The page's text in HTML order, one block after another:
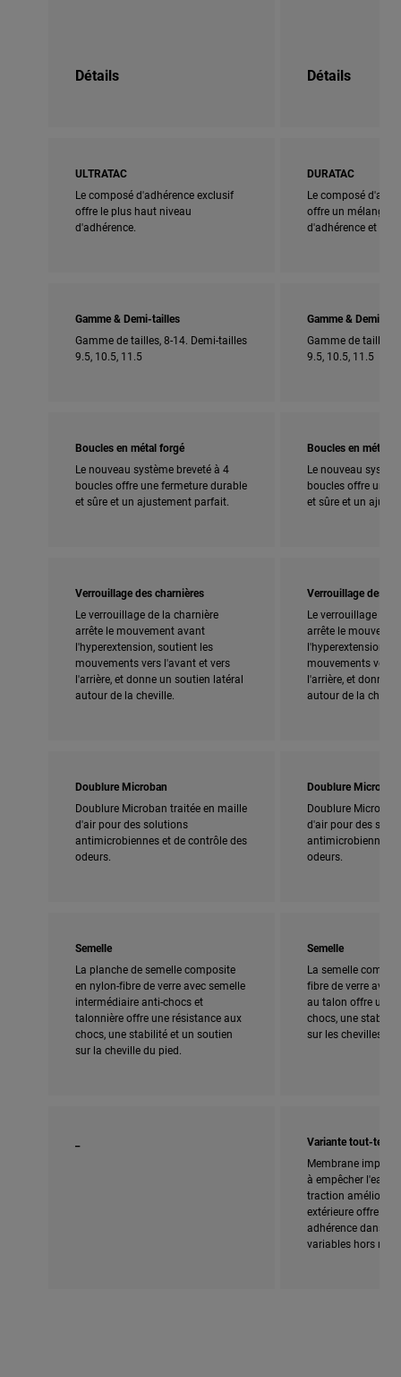
Détails Détails
ULTRATAC
Le composé d'adhérence exclusif
offre le plus haut niveau
d'adhérence.
DURATAC
Le composé
offre un mélange
d'adhérence et de
Gamme & Demi-tailles
Gamme de tailles, 8-14. Demi-tailles
9.5, 10.5, 11.5
Gamme & Demi-
Gamme de tailles,
9.5, 10.5, 11.5
Boucles en métal forgé
Le nouveau système breveté à 4
boucles offre une fermeture durable
et sûre et un ajustement parfait.
Boucles en métal
Le nouveau
boucles offre une
et sûre et un
Verrouillage des charnières
Le verrouillage de la charnière
arrête le mouvement avant
l'hyperextension, soutient les
mouvements vers l'avant et vers
l'arrière, et donne un soutien latéral
autour de la cheville.
Verrouillage des
Le verrouillage de
arrête le
l'hyperextension,
mouvements vers
l'arrière, et donne
autour de la
Doublure Microban
Doublure Microban traitée en maille
d'air pour des solutions
antimicrobiennes et de contrôle des
odeurs.
Doublure Microban
Doublure
d'air pour des
antimicrobiennes
odeurs.
Semelle
La planche de semelle composite
en nylon-fibre de verre avec semelle
intermédiaire anti-chocs et
talonnière offre une résistance aux
chocs, une stabilité et un soutien
sur la cheville du pied.
Semelle
La semelle
fibre de verre avec
au talon offre une
chocs, une
sur les chevilles.
Variante tout-
Membrane
à empêcher l'eau
traction améliorée
extérieure offre
adhérence dans
variables hors